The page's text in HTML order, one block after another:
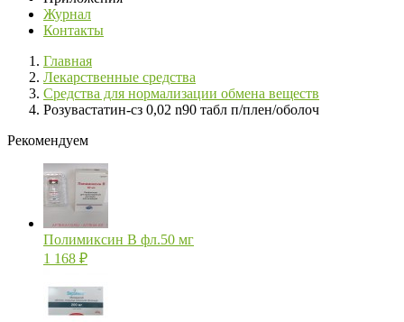
Журнал
Контакты
Главная
Лекарственные средства
Средства для нормализации обмена веществ
Розувастатин-сз 0,02 n90 табл п/плен/оболоч
Рекомендуем
Полимиксин В фл.50 мг
1 168 ₽